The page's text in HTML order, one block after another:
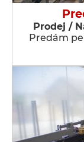
Prodej /
Predám